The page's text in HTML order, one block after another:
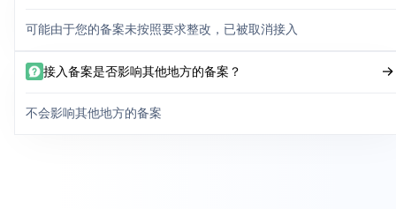
可能由于您的备案未按照要求整改，已被取消接入
接入备案是否影响其他地方的备案？
不会影响其他地方的备案